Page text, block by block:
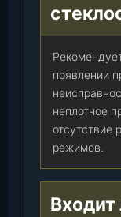
появлении
неплотное
отсутствие
режимов.
Входит